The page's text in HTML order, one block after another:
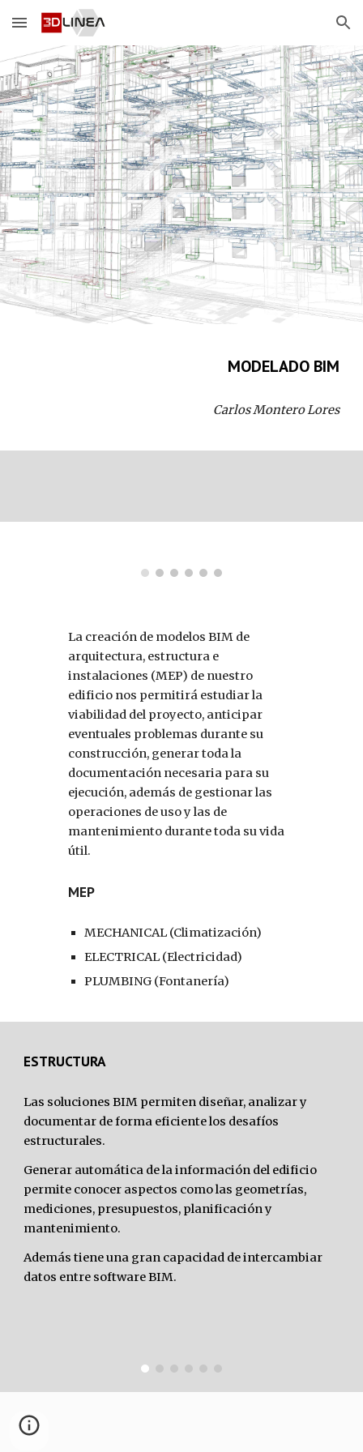
Skip to main content Skip to navigation
MODELADO BIM
Carlos Montero Lores
La creación de modelos BIM de
arquitectura, estructura e
instalaciones (MEP) de nuestro
edificio nos permitirá estudiar la
viabilidad del proyecto, anticipar
eventuales problemas durante su
construcción, generar toda la
documentación necesaria para su
ejecución, además de gestionar las
operaciones de uso y las de
mantenimiento durante toda su vida
útil.
MEP
MECHANICAL (Climatización)
ELECTRICAL (Electricidad)
PLUMBING (Fontanería)
ESTRUCTURA
Las soluciones BIM permiten diseñar, analizar y
documentar de forma eficiente los desafíos
estructurales.
Generar automática de la información del edificio
permite conocer aspectos como las geometrías,
mediciones, presupuestos, planificación y
mantenimiento.
Además tiene una gran capacidad de intercambiar
datos entre software BIM.